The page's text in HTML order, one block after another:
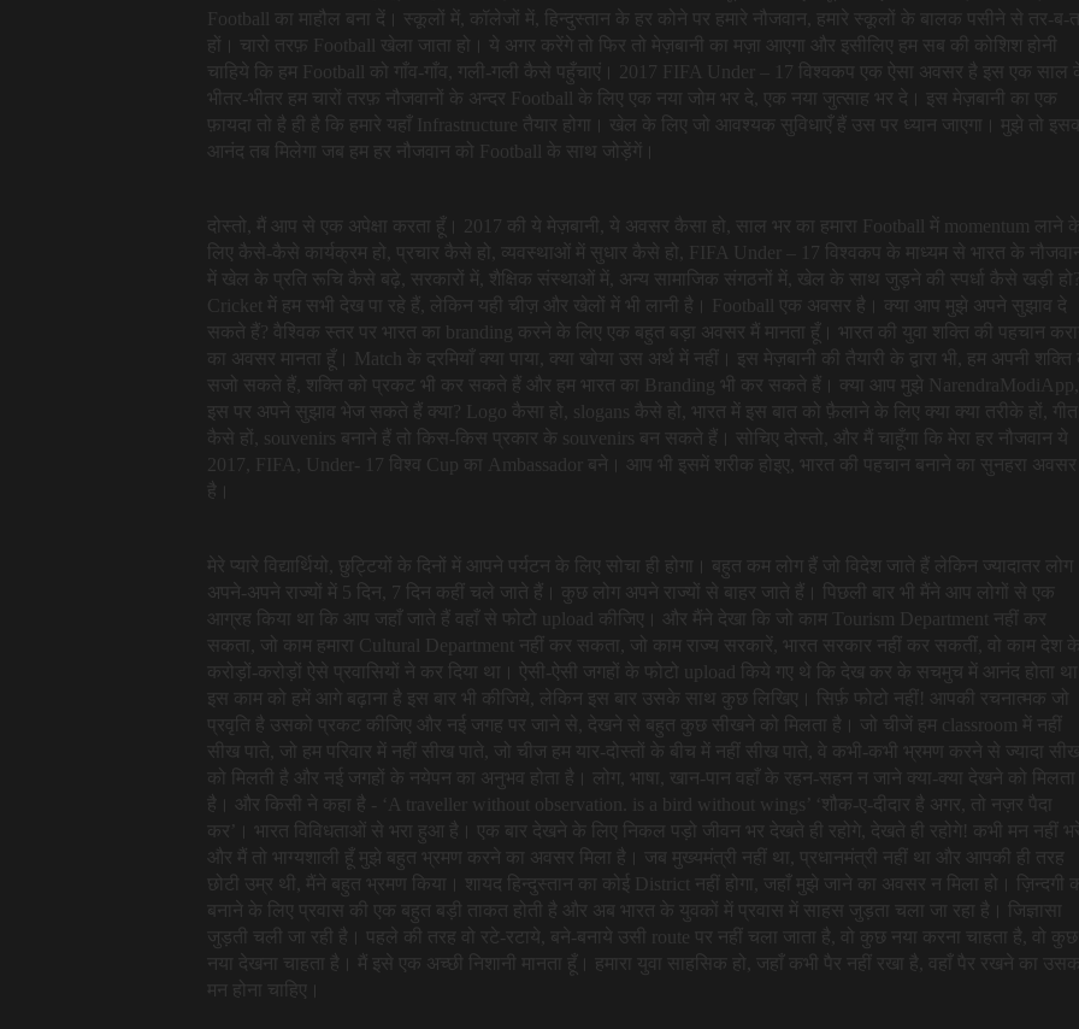
Football का माहौल बना दें। स्कूलों में, कॉलेजों में, हिन्दुस्तान के हर कोने पर हमारे नौजवान, हमारे स्कूलों के बालक पसीने से तर-ब-
हों। चारो तरफ़ Football खेला जाता हो। ये अगर करेंगे तो फिर तो मेज़बानी का मज़ा आएगा और इसीलिए हम सब की कोशिश होनी
चाहिये कि हम Football को गाँव-गाँव, गली-गली कैसे पहुँचाएं। 2017 FIFA Under – 17 विश्वकप एक ऐसा अवसर है इस एक साल
भीतर-भीतर हम चारों तरफ़ नौजवानों के अन्दर Football के लिए एक नया जोम भर दे, एक नया जुत्साह भर दे। इस मेज़बानी का एक
फ़ायदा तो है ही है कि हमारे यहाँ Infrastructure तैयार होगा। खेल के लिए जो आवश्यक सुविधाएँ हैं उस पर ध्यान जाएगा। मुझे तो
आनंद तब मिलेगा जब हम हर नौजवान को Football के साथ जोड़ेंगें।
दोस्तो, मैं आप से एक अपेक्षा करता हूँ। 2017 की ये मेज़बानी, ये अवसर कैसा हो, साल भर का हमारा Football में momentum लाने
लिए कैसे-कैसे कार्यक्रम हो, प्रचार कैसे हो, व्यवस्थाओं में सुधार कैसे हो, FIFA Under – 17 विश्वकप के माध्यम से भारत के नौजवानों
में खेल के प्रति रूचि कैसे बढ़े, सरकारों में, शैक्षिक संस्थाओं में, अन्य सामाजिक संगठनों में, खेल के साथ जुड़ने की स्पर्धा कैसे खड़ी हो?
Cricket में हम सभी देख पा रहे हैं, लेकिन यही चीज़ और खेलों में भी लानी है। Football एक अवसर है। क्या आप मुझे अपने सुझाव दे
सकते हैं? वैश्विक स्तर पर भारत का branding करने के लिए एक बहुत बड़ा अवसर मैं मानता हूँ। भारत की युवा शक्ति की पहचान
का अवसर मानता हूँ। Match के दरमियाँ क्या पाया, क्या खोया उस अर्थ में नहीं। इस मेज़बानी की तैयारी के द्वारा भी, हम अपनी शक्ति
सजो सकते हैं, शक्ति को प्रकट भी कर सकते हैं और हम भारत का Branding भी कर सकते हैं। क्या आप मुझे NarendraModiApp,
इस पर अपने सुझाव भेज सकते हैं क्या? Logo कैसा हो, slogans कैसे हो, भारत में इस बात को फ़ैलाने के लिए क्या क्या तरीके हों, गीत
कैसे हों, souvenirs बनाने हैं तो किस-किस प्रकार के souvenirs बन सकते हैं। सोचिए दोस्तो, और मैं चाहूँगा कि मेरा हर नौजवान ये
2017, FIFA, Under- 17 विश्व Cup का Ambassador बने। आप भी इसमें शरीक होइए, भारत की पहचान बनाने का सुनहरा अवसर
है।
मेरे प्यारे विद्यार्थियो, छुट्टियों के दिनों में आपने पर्यटन के लिए सोचा ही होगा। बहुत कम लोग हैं जो विदेश जाते हैं लेकिन ज्यादातर लोग
अपने-अपने राज्यों में 5 दिन, 7 दिन कहीं चले जाते हैं। कुछ लोग अपने राज्यों से बाहर जाते हैं। पिछली बार भी मैंने आप लोगों से एक
आग्रह किया था कि आप जहाँ जाते हैं वहाँ से फोटो upload कीजिए। और मैंने देखा कि जो काम Tourism Department नहीं कर
सकता, जो काम हमारा Cultural Department नहीं कर सकता, जो काम राज्य सरकारें, भारत सरकार नहीं कर सकतीं, वो काम देश के
करोड़ों-करोड़ों ऐसे प्रवासियों ने कर दिया था। ऐसी-ऐसी जगहों के फोटो upload किये गए थे कि देख कर के सचमुच में आनंद होता
इस काम को हमें आगे बढ़ाना है इस बार भी कीजिये, लेकिन इस बार उसके साथ कुछ लिखिए। सिर्फ़ फोटो नहीं! आपकी रचनात्मक जो
प्रवृति है उसको प्रकट कीजिए और नई जगह पर जाने से, देखने से बहुत कुछ सीखने को मिलता है। जो चीजें हम classroom में नहीं
सीख पाते, जो हम परिवार में नहीं सीख पाते, जो चीज हम यार-दोस्तों के बीच में नहीं सीख पाते, वे कभी-कभी भ्रमण करने से ज्यादा
को मिलती है और नई जगहों के नयेपन का अनुभव होता है। लोग, भाषा, खान-पान वहाँ के रहन-सहन न जाने क्या-क्या देखने को मिलता
है। और किसी ने कहा है - ‘A traveller without observation. is a bird without wings’ ‘शौक-ए-दीदार है अगर, तो नज़र पैदा
कर’। भारत विविधताओं से भरा हुआ है। एक बार देखने के लिए निकल पड़ो जीवन भर देखते ही रहोगे, देखते ही रहोगे! कभी मन नहीं
और मैं तो भाग्यशाली हूँ मुझे बहुत भ्रमण करने का अवसर मिला है। जब मुख्यमंत्री नहीं था, प्रधानमंत्री नहीं था और आपकी ही तरह
छोटी उम्र थी, मैंने बहुत भ्रमण किया। शायद हिन्दुस्तान का कोई District नहीं होगा, जहाँ मुझे जाने का अवसर न मिला हो। ज़िन्दगी
बनाने के लिए प्रवास की एक बहुत बड़ी ताकत होती है और अब भारत के युवकों में प्रवास में साहस जुड़ता चला जा रहा है। जिज्ञासा
जुड़ती चली जा रही है। पहले की तरह वो रटे-रटाये, बने-बनाये उसी route पर नहीं चला जाता है, वो कुछ नया करना चाहता है, वो कुछ
नया देखना चाहता है। मैं इसे एक अच्छी निशानी मानता हूँ। हमारा युवा साहसिक हो, जहाँ कभी पैर नहीं रखा है, वहाँ पैर रखने का उसका
मन होना चाहिए।